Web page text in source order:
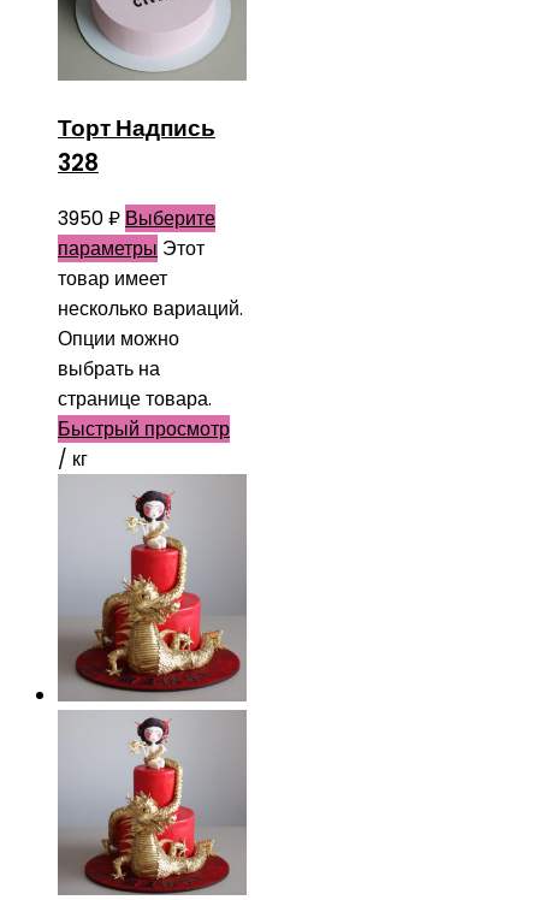
Торт Надпись
328
3950₽ Выберите
параметры Этот
товар имеет
несколько вариаций.
Опции можно
выбрать на
странице товара.
Быстрый просмотр
/ кг